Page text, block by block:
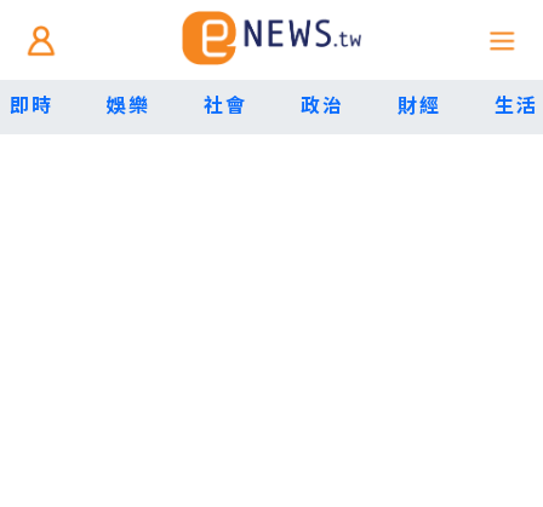
即時 娛樂 社會 政治 財經 生活